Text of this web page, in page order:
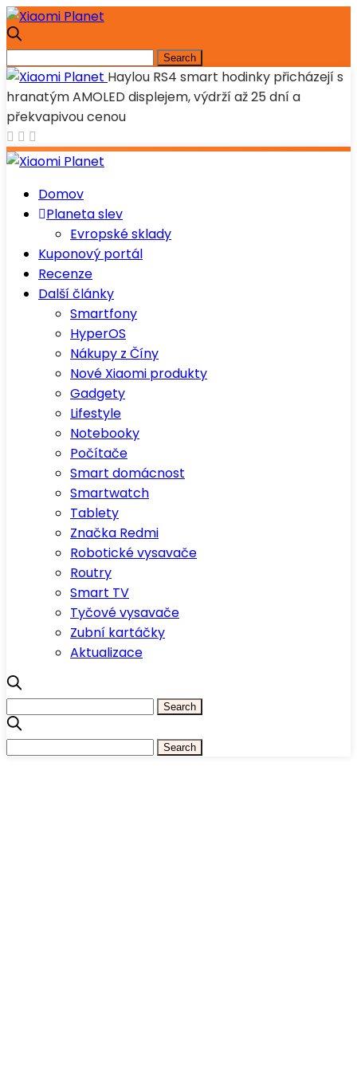
Haylou RS4 smart hodinky přicházejí s
hranatým AMOLED displejem, výdrží až 25 dní a
překvapivou cenou
Domov
Planeta slev
Evropské sklady
Kuponový portál
Recenze
Další články
Smartfony
HyperOS
Nákupy z Číny
Nové Xiaomi produkty
Gadgety
Lifestyle
Notebooky
Počítače
Smart domácnost
Smartwatch
Tablety
Značka Redmi
Robotické vysavače
Routry
Smart TV
Tyčové vysavače
Zubní kartáčky
Aktualizace